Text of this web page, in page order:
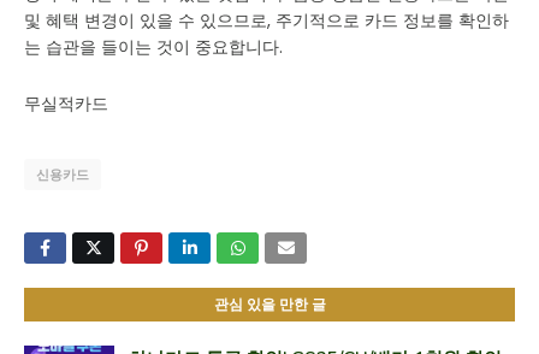
및 혜택 변경이 있을 수 있으므로, 주기적으로 카드 정보를 확인하
는 습관을 들이는 것이 중요합니다.
무실적카드
신용카드
관심 있을 만한 글